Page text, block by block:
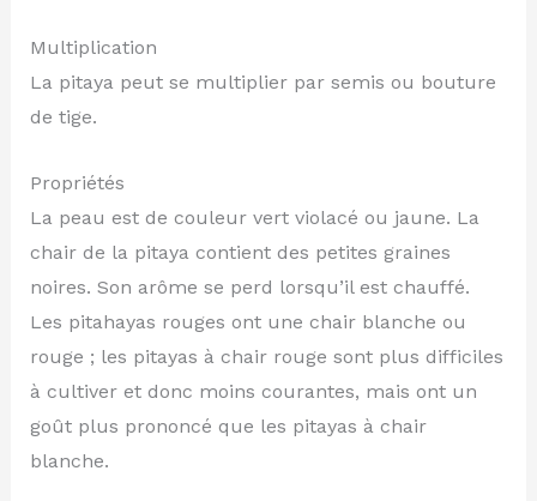
Multiplication
La pitaya peut se multiplier par semis ou bouture
de tige.
Propriétés
La peau est de couleur vert violacé ou jaune. La
chair de la pitaya contient des petites graines
noires. Son arôme se perd lorsqu’il est chauffé.
Les pitahayas rouges ont une chair blanche ou
rouge ; les pitayas à chair rouge sont plus difficiles
à cultiver et donc moins courantes, mais ont un
goût plus prononcé que les pitayas à chair
blanche.